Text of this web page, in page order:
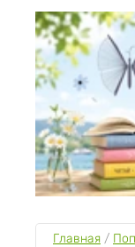
Главная /